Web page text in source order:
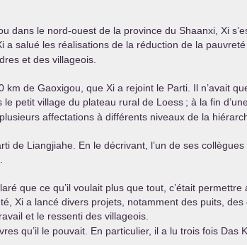
dans le nord-ouest de la province du Shaanxi, Xi
salué les réalisations de la réduction de la
et des villageois.
de Gaoxigou, que Xi a rejoint le Parti. Il n’avait
le petit village du plateau rural de Loess ; à la fin
affectations à différents niveaux de la
de Liangjiahe. En le décrivant, l’un de ses
que ce qu’il voulait plus que tout, c’était
Xi a lancé divers projets, notamment des puits,
et le ressenti des villageois.
qu’il le pouvait. En particulier, il a lu trois fois Das